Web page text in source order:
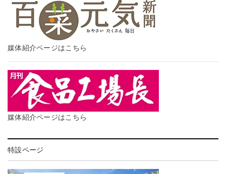
媒体紹介ページはこちら
媒体紹介ページはこちら
特設ページ